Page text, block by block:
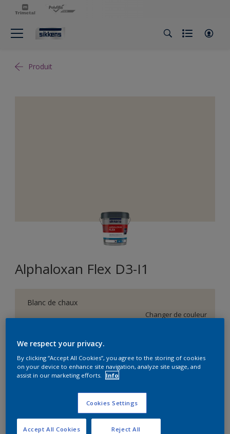
Produit
Alphaloxan Flex D3-I1
Blanc de chaux
Changer de couleur
Format
5 L 15 L
We respect your privacy.
By clicking “Accept All Cookies”, you agree to the storing of cookies
on your device to enhance site navigation, analyze site usage, and
assist in our marketing efforts.
Info
Cookies Settings
Reject All
Accept All Cookies